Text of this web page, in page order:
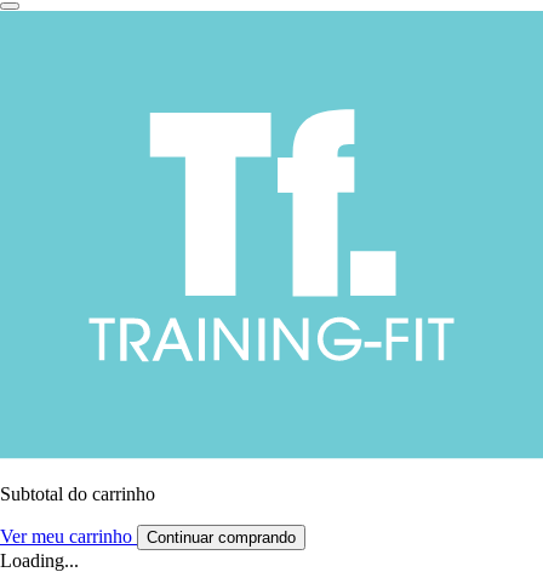
Subtotal do carrinho
Ver meu carrinho Continuar comprando
Loading...